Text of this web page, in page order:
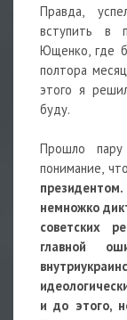
Правда,
вступить в
Ющенко, где
полтора
этого я
буду.
Прошло
понимание, что
немножко
советских
главной
и до этого,